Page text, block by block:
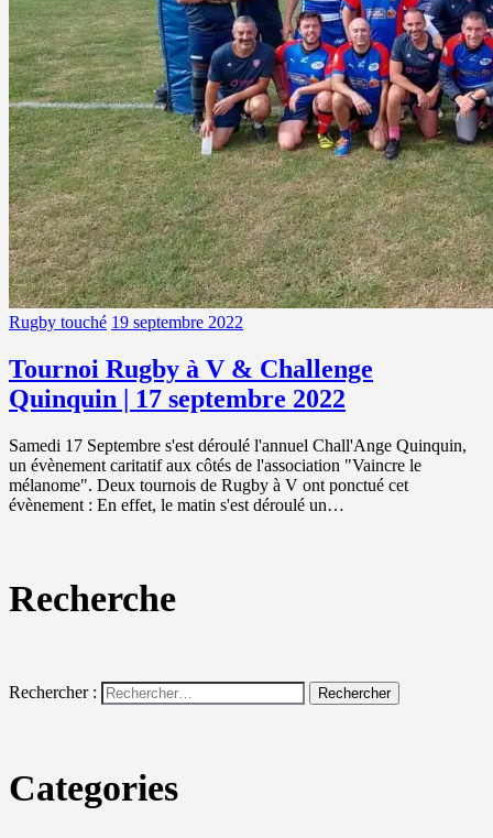
Rugby touché 19 septembre 2022
Tournoi Rugby à V & Challenge
Quinquin | 17 septembre 2022
Samedi 17 Septembre s'est déroulé l'annuel Chall'Ange Quinquin,
un évènement caritatif aux côtés de l'association "Vaincre le
mélanome". Deux tournois de Rugby à V ont ponctué cet
évènement : En effet, le matin s'est déroulé un…
Recherche
Rechercher :
Categories